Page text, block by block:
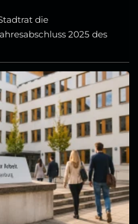
die
2025 des